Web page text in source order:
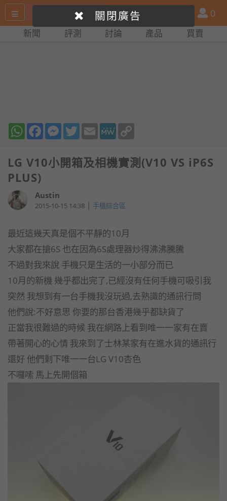
尋
產
品
比
會
員
0
新聞 評測 討論 產品 買賣
WhatsAppFacebookMessenger
TwitterEmail MeWe
LG V10小開箱及相機實測(V10 VS iP6S
PLUS)
Austin
2015-10-15 14:38 | 手機綜合區
最近這幾天真是個不平靜的10月
大家都在搶6S 也在因為6S處理器炒得沸沸騰騰
不過對我來說 手機只是生活的一小部分而已
10月的新機 幾乎都出完了,已經沒有任何手機可吸引我
突然 我想到有一台手機我沒玩過,去熟識的通訊行問
他們說:不好意思 你要的那台香港幾乎都缺貨了
正當我很難過的時候 我在網路上看到唯一一家有在賣
帶著開心的心情 我來到了士林某家有在進水貨的通訊行
還好 他們剩下唯一一台LG V10杏色
不囉嗦 馬上先開個箱
關閉廣告